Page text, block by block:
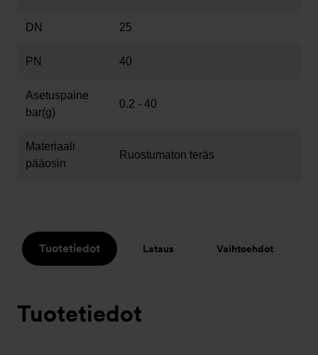
DN 25
PN 40
Asetuspaine
bar(g)
0.2 - 40
Materiaali
pääosin
Ruostumaton teräs
Tuotetiedot Lataus Vaihtoehdot
Tuotetiedot